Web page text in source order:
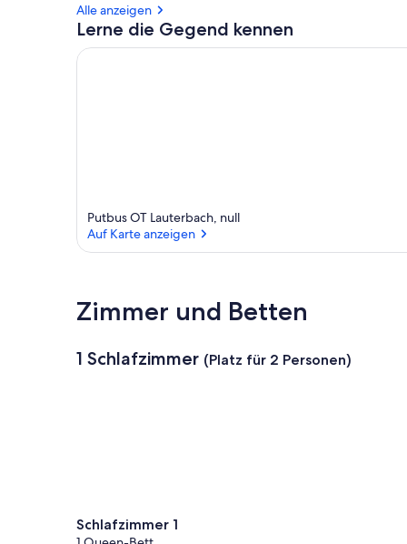
Alle anzeigen
Lerne die Gegend kennen
Putbus OT Lauterbach, null
Auf Karte anzeigen
Zimmer und Betten
1 Schlafzimmer (Platz für 2 Personen)
Schlafzimmer 1